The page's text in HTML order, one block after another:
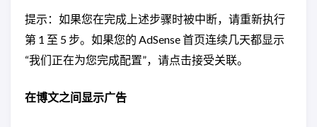
提示：如果您在完成上述步骤时被中断，请重新执行
第 1 至 5 步。如果您的 AdSense 首页连续几天都显示
“我们正在为您完成配置”，请点击接受关联。
在博文之间显示广告